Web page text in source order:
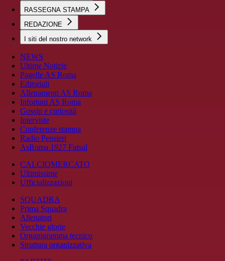
RASSEGNA STAMPA
REDAZIONE
I siti del nostro network
NEWS
Ultime Notizie
Pagelle AS Roma
Editoriali
Allenamenti AS Roma
Infortuni AS Roma
Gossip e curiosità
Interviste
Conferenze stampa
Radio Pensieri
AsRoma 1927 Futsal
CALCIOMERCATO
Ultimissime
Ufficializzazioni
SQUADRA
Prima Squadra
Allenatori
Vecchie glorie
Organigramma tecnico
Struttura organizzativa